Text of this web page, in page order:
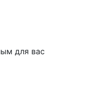
для вас